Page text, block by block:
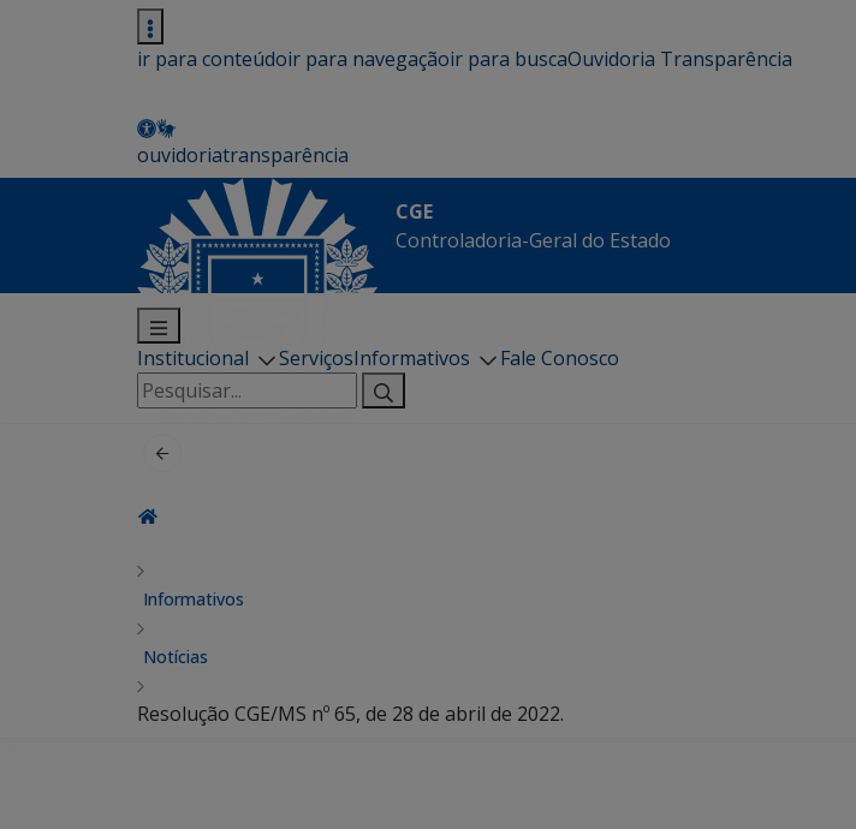
ir para conteúdoir para navegaçãoir para buscaOuvidoria Transparência
ouvidoriatransparência
CGE
Controladoria-Geral do Estado
Institucional ServiçosInformativos
Fale Conosco
Pesquisar
por:
Informativos
Notícias
Resolução CGE/MS nº 65, de 28 de abril de 2022.